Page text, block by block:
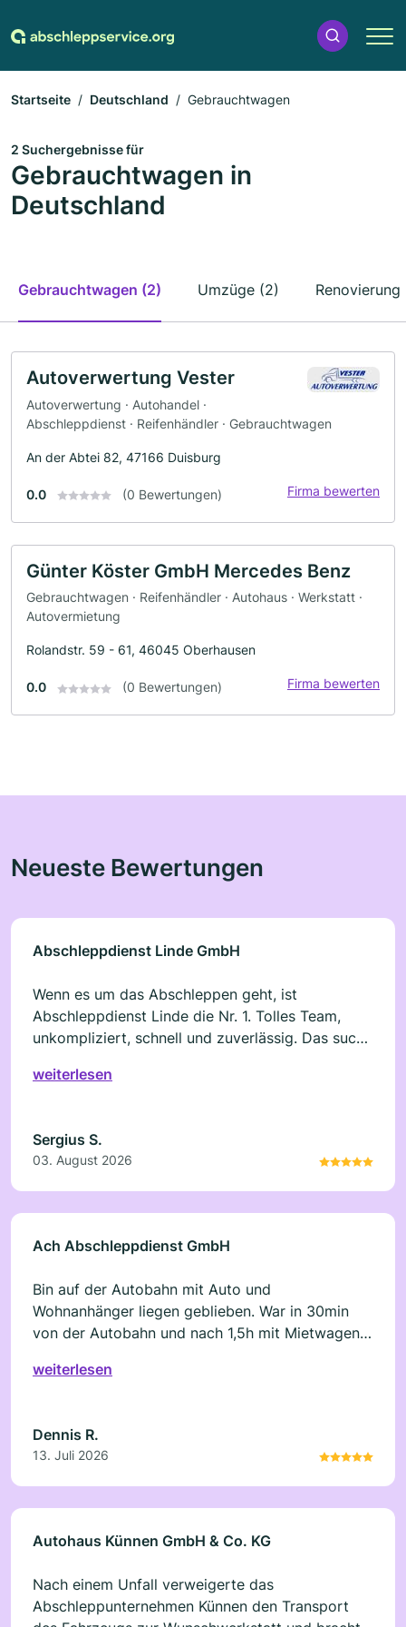
Startseite Deutschland Gebrauchtwagen
2 Suchergebnisse für
Gebrauchtwagen in
Deutschland
Gebrauchtwagen (2) Umzüge (2) Renovierung
Autoverwertung Vester
Autoverwertung · Autohandel ·
Abschleppdienst · Reifenhändler · Gebrauchtwagen
An der Abtei 82, 47166 Duisburg
0.0 (0 Bewertungen) Firma bewerten
Günter Köster GmbH Mercedes Benz
Gebrauchtwagen · Reifenhändler · Autohaus · Werkstatt ·
Autovermietung
Rolandstr. 59 - 61, 46045 Oberhausen
0.0 (0 Bewertungen) Firma bewerten
Neueste Bewertungen
Abschleppdienst Linde GmbH
Wenn es um das Abschleppen geht, ist
Abschleppdienst Linde die Nr. 1. Tolles Team,
unkompliziert, schnell und zuverlässig. Das sucht
einer Panne, am vergangenen Wochenende.
weiterlesen
Sergius S.
03. August 2026
Ach Abschleppdienst GmbH
Bin auf der Autobahn mit Auto und
Wohnanhänger liegen geblieben. War in 30min
von der Autobahn und nach 1,5h mit Mietwagen
nach Hause. Mein Auto wurde 2 Tage später zu
mitgenommen. Sollte ich jemals wieder liegen
bleiben, wünsche ich mir genau diesen perfekten
Service. Ich danke der Firma Ach für diese
extrem guten Leistung vielmals.
weiterlesen
Dennis R.
13. Juli 2026
Autohaus Künnen GmbH & Co. KG
Nach einem Unfall verweigerte das
Abschleppunternehmen Künnen den Transport